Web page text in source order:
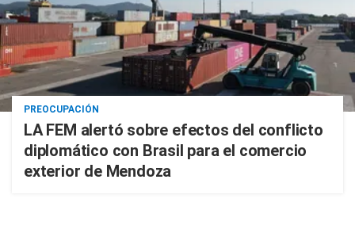
PREOCUPACIÓN
LA FEM alertó sobre efectos del conflicto
diplomático con Brasil para el comercio
exterior de Mendoza